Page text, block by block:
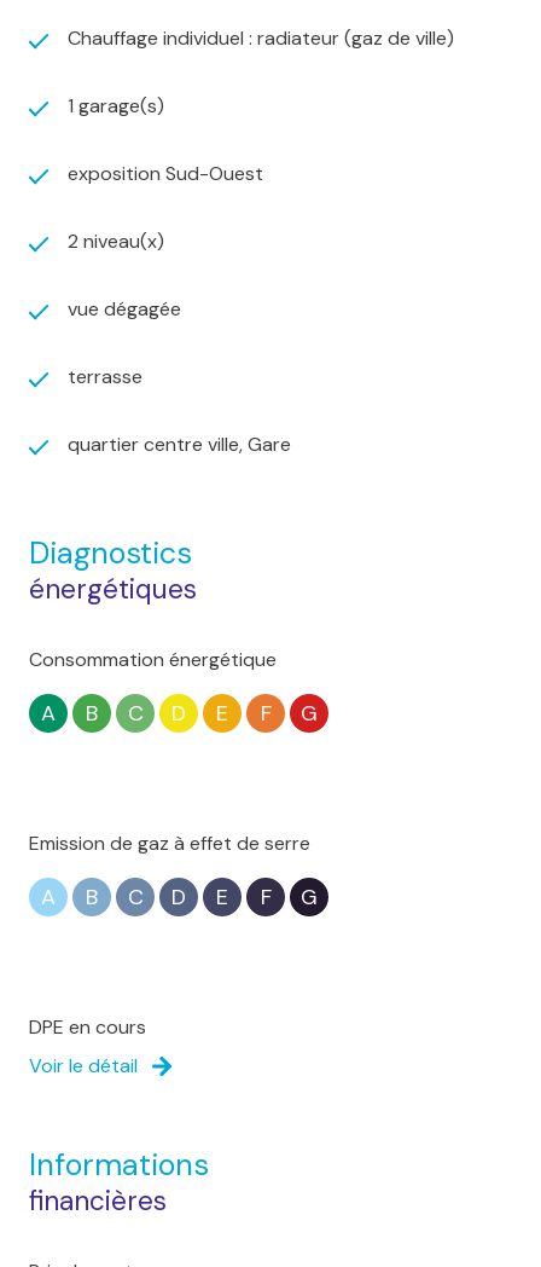
Chauffage individuel : radiateur (gaz de ville)
1 garage(s)
exposition Sud-Ouest
2 niveau(x)
vue dégagée
terrasse
quartier centre ville, Gare
Diagnostics
énergétiques
Consommation énergétique
A B C D E F G
Emission de gaz à effet de serre
A B C D E F G
DPE en cours
Voir le détail
Informations
financières